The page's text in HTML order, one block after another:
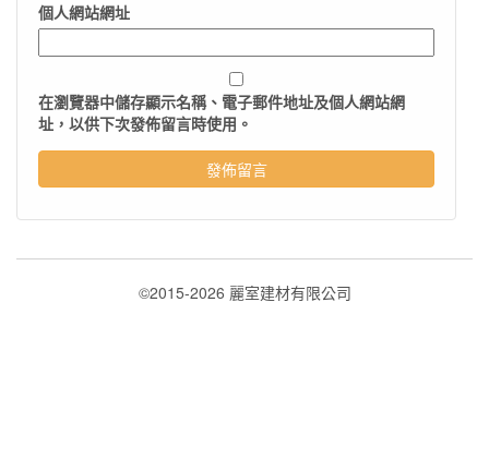
個人網站網址
在瀏覽器中儲存顯示名稱、電子郵件地址及個人網站網
址，以供下次發佈留言時使用。
©2015-2026 麗室建材有限公司